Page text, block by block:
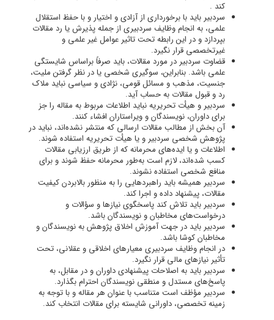
کند .
سردبیر باید با برخورداری از آزادی و اختیار و با حفظ استقلال
علمی، به انجام وظایف سردبیری از جمله پذیرش یا رد مقالات
بپردازد و در این رابطه تحت تاثیر عوامل غیر علمی و
غیرتخصصی قرار نگیرد.
قضاوت سردبیر در مورد مقالات، باید صرفاً براساس شایستگی
علمی باشد. بنابراین، سوگیری شخصی یا در نظر گرفتن ملیت،
جنسیت، مذهب و مسائل قومی، نژادی و سیاسی نباید ملاک
رد و قبول مقالات به حساب ‌آید.
سردبیر و هیأت تحریریه نباید اطلاعات مربوط به مقاله را جز
برای داوران، نویسندگان و ویراستاران افشاء کنند.
آن بخش از مطالب مقالات ارسالی که منتشر نشده‌اند، نباید در
پژوهش شخصی سردبیر و یا هیأت تحریریه استفاده شوند.
اطلاعات و یا ایده‌های محرمانه که از طریق ارزیابی مقالات
کسب شده‌اند، لازم است به‌طور محرمانه حفظ شوند و برای
منافع شخصی استفاده نشوند.
سردبیر همیشه باید راهبرد‌هایی را به منظور بالابردن کیفیت
مقالات، پیشنهاد داده و اجرا کند.
سردبیر باید تلاش کند پاسخگوی نیازها و سؤالات و
درخواست‌های مخاطبان و نویسندگان باشد.
سردبیر باید در جهت آموزش اخلاق پژوهش به نویسندگان و
مخاطبان کوشا باشد.
در انجام وظایف سردبیری معیارهای اخلاقی و عقلانی، تحت
تأثیر نیازهای مالی قرار نگیرد.
سردبیر باید به اصلاحات پیشنهادی داوران و در مقابل، به
پاسخ‌های مستدل و منطقی نویسندگان احترام بگذارد.
سردبیر مؤظف است متناسب با عنوان هر مقاله و با توجه به
زمینه تخصصی، داورانی شایسته برای مقالات انتخاب کند.